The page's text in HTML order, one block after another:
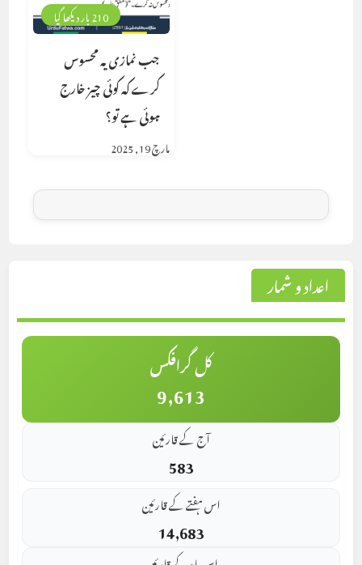
210 بار دیکھا گیا
جب نمازی یہ محسوس
کرے کہ کوئی چیز خارج
ہوئی ہے تو؟
مارچ 19, 2025
اعداد و شمار
کل گرافکس
9,613
آج کے قارئین
583
اس ہفتے کے قارئین
14,683